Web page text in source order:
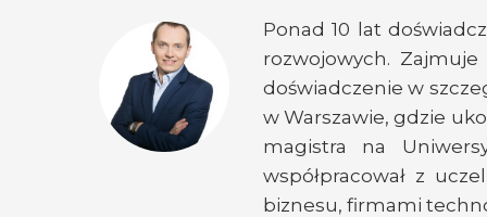
Ponad 10 lat
rozwojowych.
doświadczenie w
w Warszawie, gdzie
magistra na
współpracował z
biznesu, firmami